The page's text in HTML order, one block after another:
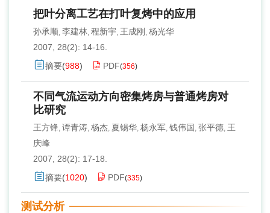
把叶分离工艺在打叶复烤中的应用
孙承顺, 李建林, 程新宇, 王成刚 , 杨光华
2007, 28(2): 14-16.
摘要(988) PDF(356)
不同气流运动方向密集烤房与普通烤房对
比研究
王方锋, 谭青涛, 杨杰, 夏锡华, 杨永军, 钱伟国 , 张平德, 王
庆峰
2007, 28(2): 17-18.
摘要(1020) PDF(335)
测试分析